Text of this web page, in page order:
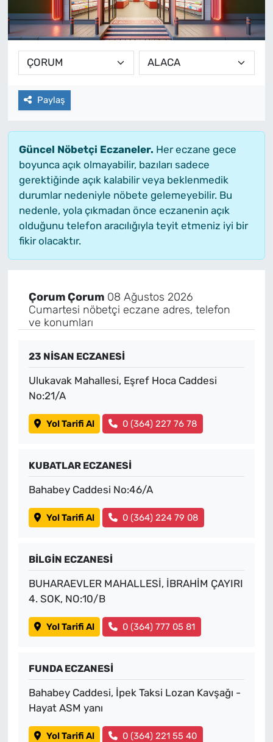
Paylaş
Güncel Nöbetçi Eczaneler. Her eczane gece
boyunca açık olmayabilir, bazıları sadece
gerektiğinde açık kalabilir veya beklenmedik
durumlar nedeniyle nöbete gelemeyebilir. Bu
nedenle, yola çıkmadan önce eczanenin açık
olduğunu telefon aracılığıyla teyit etmeniz iyi bir
fikir olacaktır.
Çorum Çorum08 Ağustos 2026
Cumartesi nöbetçi eczane adres, telefon
ve konumları
23 NİSAN ECZANESİ
Ulukavak Mahallesi, Eşref Hoca Caddesi
No:21/A
Yol Tarifi Al 0 (364) 227 76 78
KUBATLAR ECZANESİ
Bahabey Caddesi No:46/A
Yol Tarifi Al 0 (364) 224 79 08
BİLGİN ECZANESİ
BUHARAEVLER MAHALLESİ, İBRAHİM ÇAYIRI
4. SOK, NO:10/B
Yol Tarifi Al 0 (364) 777 05 81
FUNDA ECZANESİ
Bahabey Caddesi, İpek Taksi Lozan Kavşağı -
Hayat ASM yanı
Yol Tarifi Al 0 (364) 221 55 40